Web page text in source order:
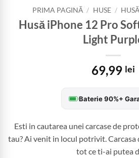
PRIMA PAGINĂ / HUSE /
Husă iPhone 12 Pro
Light
69,99 lei
Baterie 90%+
Esti in cautarea unei carcase de
tau? Ai venit in locul potrivit. Carcasa
tot ce ti-ai putea